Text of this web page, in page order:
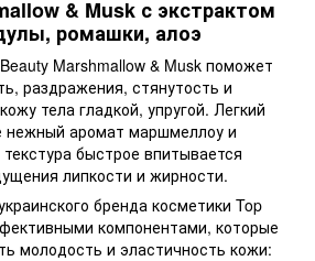
& Musk с экстрактом
ромашки, алоэ
Marshmallow & Musk поможет
раздражения, стянутость и
тела гладкой, упругой. Легкий
нежный аромат маршмеллоу и
быстрое впитывается
липкости и жирности.
бренда косметики Top
компонентами, которые
молодость и эластичность кожи: